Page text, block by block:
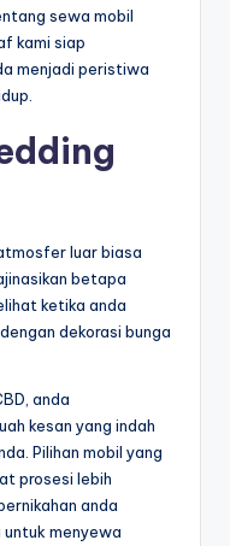
sewa mobil
kami siap
menjadi peristiwa
luar biasa
betapa
ketika anda
dekorasi bunga
anda
kesan yang indah
Pilihan mobil yang
prosesi lebih
anda
menyewa